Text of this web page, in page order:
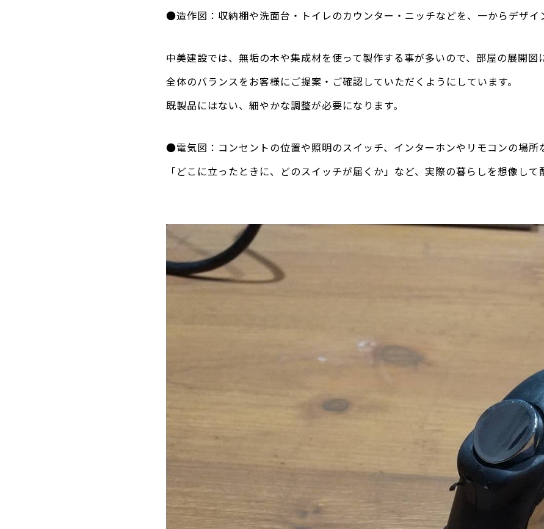
●造作図：収納棚や洗面台・トイレのカウンター・ニッチなどを、一からデザイ
中美建設では、無垢の木や集成材を使って製作する事が多いので、部屋の展開図
全体のバランスをお客様にご提案・ご確認していただくようにしています。
既製品にはない、細やかな調整が必要になります。
●電気図：コンセントの位置や照明のスイッチ、インターホンやリモコンの場所
「どこに立ったときに、どのスイッチが届くか」など、実際の暮らしを想像して